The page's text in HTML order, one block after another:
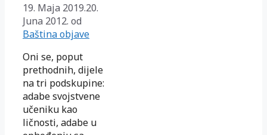
19. Maja 2019.20.
Juna 2012. od
Baština objave
Oni se, poput
prethodnih, dijele
na tri podskupine:
adabe svojstvene
učeniku kao
ličnosti, adabe u